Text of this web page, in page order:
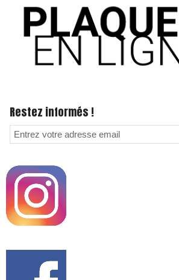
Restez informés !